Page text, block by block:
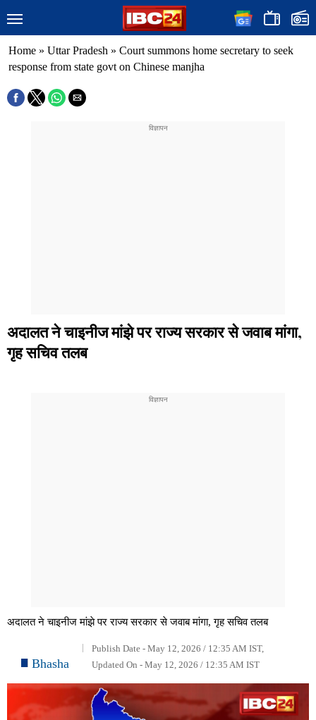
Home » Uttar Pradesh » Court summons home secretary to seek
response from state govt on Chinese manjha
अदालत ने चाइनीज मांझे पर राज्य सरकार से जवाब मांगा,
गृह सचिव तलब
अदालत ने चाइनीज मांझे पर राज्य सरकार से जवाब मांगा, गृह सचिव तलब
Bhasha
Publish Date - May 12, 2026 / 12:35 AM IST,
Updated On - May 12, 2026 / 12:35 AM IST